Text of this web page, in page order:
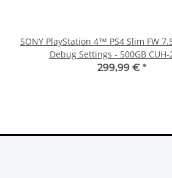
SONY PlayStation 4™ PS4 Slim FW
Debug Settings - 500GB CUH-
299,99 € *